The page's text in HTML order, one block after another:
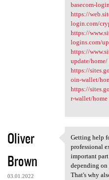
basecom-
https://
login.com/
https://
logins.com/
https://
update/home/
https://
oin-wallet/
https://
r-wallet/home
Oliver
Brown
03.01.2022
Getting
Getting help
professional
important
depending on
That's why